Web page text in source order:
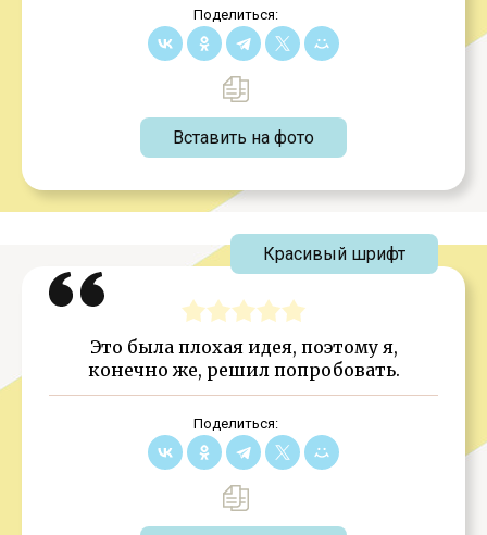
Поделиться:
Вставить на фото
Это была плохая идея, поэтому я,
конечно же, решил попробовать.
Поделиться:
Красивый шрифт